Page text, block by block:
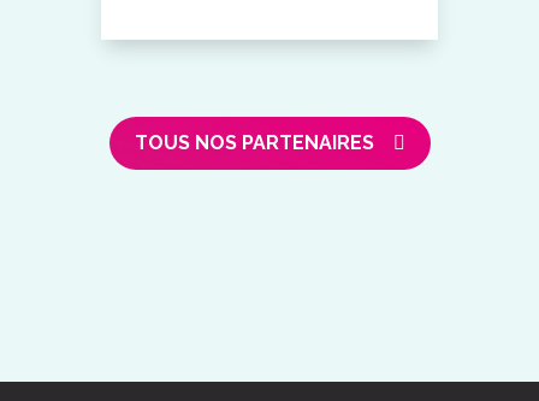
TOUS NOS PARTENAIRES